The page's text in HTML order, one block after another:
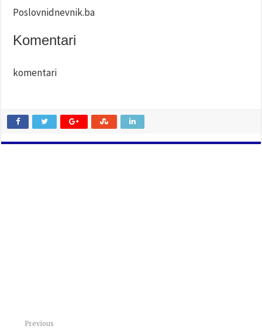
Poslovnidnevnik.ba
Komentari
komentari
Previous